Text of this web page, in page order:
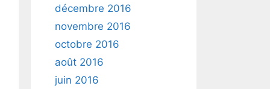
décembre 2016
novembre 2016
octobre 2016
août 2016
juin 2016